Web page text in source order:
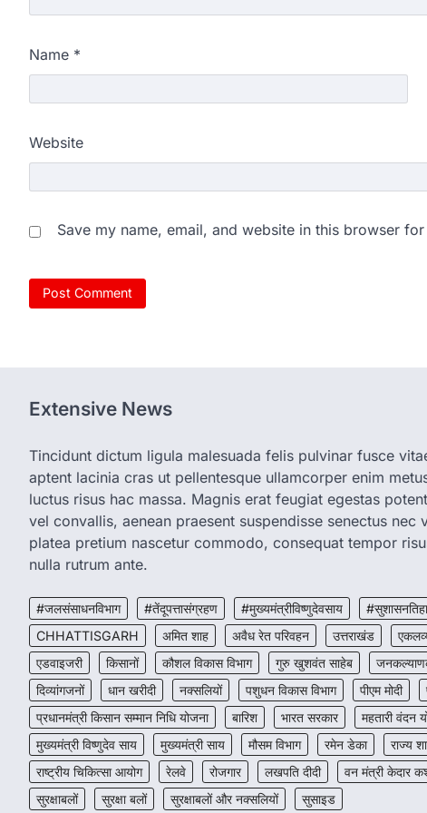
Name *
Website
Save my name, email, and website in this browser
Extensive News
Tincidunt dictum ligula malesuada felis pulvinar fusce
aptent lacinia cras ut pellentesque ullamcorper enim
luctus risus hac massa. Magnis erat feugiat egestas
vel convallis, aenean praesent suspendisse senectus nec
platea pretium nascetur commodo, consequat tempor
nulla rutrum ante.
#जलसंसाधनविभाग #तेंदूपत्तासंग्रहण #मुख्यमंत्रीविष्णुदेवसाय
CHHATTISGARH
अमित शाह अवैध रेत परिवहन उत्तराखंड
एडवाइजरी
किसानों कौशल विकास विभाग गुरु खुशवंत साहेब
दिव्यांगजनों
धान खरीदी नक्सलियों पशुधन विकास विभाग पीएम मोदी
प्रधानमंत्री किसान सम्मान निधि योजना
बारिश भारत सरकार महतारी वंदन
मुख्यमंत्री विष्णुदेव साय
मुख्यमंत्री साय मौसम विभाग रमेन डेका राज्य
राष्ट्रीय चिकित्सा आयोग
रेलवे रोजगार लखपति दीदी वन मंत्री केदार
सुरक्षाबलों
सुरक्षा बलों सुरक्षाबलों और नक्सलियों सुसाइड